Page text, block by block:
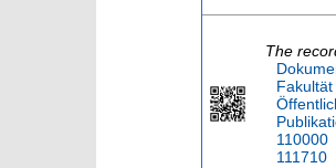
The
110000
111710